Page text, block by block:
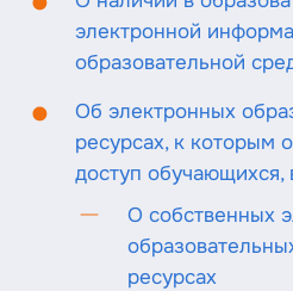
электронной
образовательной
Об электронных
ресурсах, к которым
доступ обучающихся,
О собственных
ресурсах